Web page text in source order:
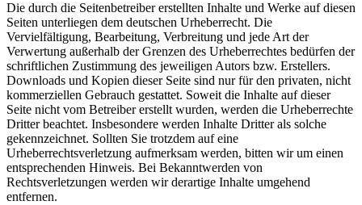
Die durch die Seitenbetreiber erstellten Inhalte und Werke auf diesen
Seiten unterliegen dem deutschen Urheberrecht. Die
Vervielfältigung, Bearbeitung, Verbreitung und jede Art der
Verwertung außerhalb der Grenzen des Urheberrechtes bedürfen der
schriftlichen Zustimmung des jeweiligen Autors bzw. Erstellers.
Downloads und Kopien dieser Seite sind nur für den privaten, nicht
kommerziellen Gebrauch gestattet. Soweit die Inhalte auf dieser
Seite nicht vom Betreiber erstellt wurden, werden die Urheberrechte
Dritter beachtet. Insbesondere werden Inhalte Dritter als solche
gekennzeichnet. Sollten Sie trotzdem auf eine
Urheberrechtsverletzung aufmerksam werden, bitten wir um einen
entsprechenden Hinweis. Bei Bekanntwerden von
Rechtsverletzungen werden wir derartige Inhalte umgehend
entfernen.